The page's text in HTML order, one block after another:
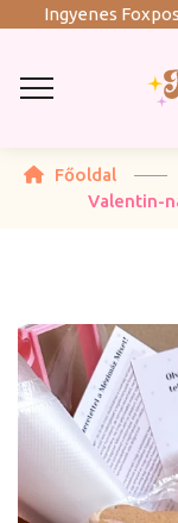
Ingyenes
Főoldal
Valentin-